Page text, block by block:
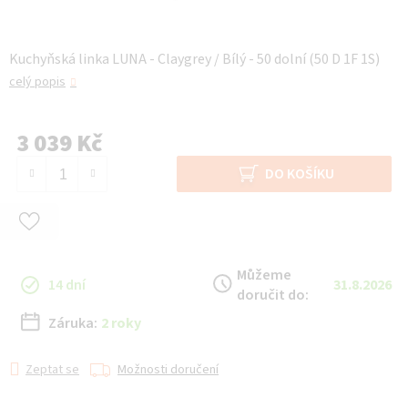
Kuchyňská linka LUNA - Claygrey / Bílý - 50 dolní (50 D 1F 1S)
celý popis
3 039 Kč
DO KOŠÍKU
14 dní
Můžeme
doručit do:
31.8.2026
Záruka: 2 roky
Zeptat se Možnosti doručení